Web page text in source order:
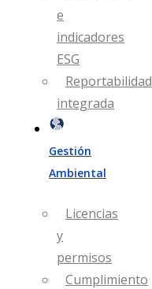
e
indicadores
ESG
Reportabilidad
integrada
Gestión
Ambiental
Licencias
y
permisos
Cumplimiento